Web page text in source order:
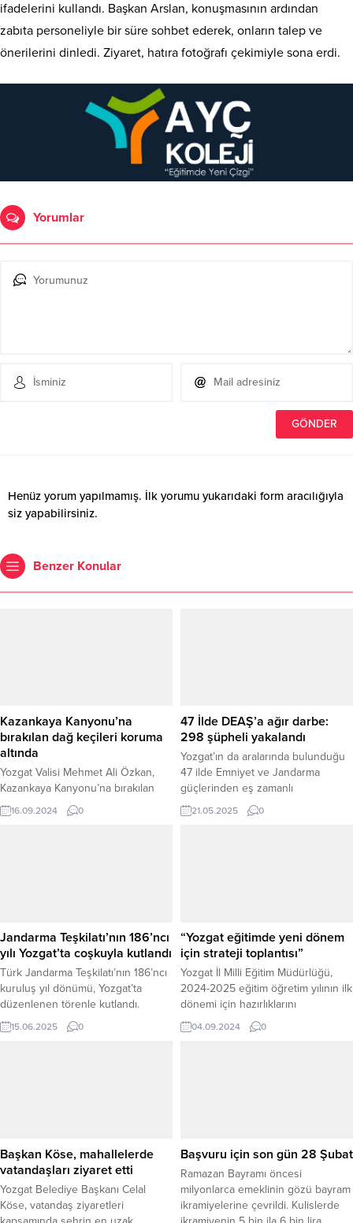
ifadelerini kullandı. Başkan Arslan, konuşmasının ardından
zabıta personeliyle bir süre sohbet ederek, onların talep ve
önerilerini dinledi. Ziyaret, hatıra fotoğrafı çekimiyle sona erdi.
Yorumlar
Henüz yorum yapılmamış. İlk yorumu yukarıdaki form aracılığıyla
siz yapabilirsiniz.
Benzer Konular
Kazankaya Kanyonu’na
bırakılan dağ keçileri koruma
altında
Yozgat Valisi Mehmet Ali Özkan,
Kazankaya Kanyonu’na bırakılan
20’ye yakın dağ keçisi ile ilgili
yaptığı açıklamada, şu ana kadar
16.09.2024 0
47 İlde DEAŞ’a ağır darbe:
298 şüpheli yakalandı
Yozgat’ın da aralarında bulunduğu
47 ilde Emniyet ve Jandarma
güçlerinden eş zamanlı
operasyonda 298 DEAŞ şüphelisi
yakalandı. İçişleri Bakanı Ali
haftada yürütülen koordineli
operasyonlar sonucunda toplam...
21.05.2025 0
Jandarma Teşkilatı’nın 186’ncı
yılı Yozgat’ta coşkuyla kutlandı
Türk Jandarma Teşkilatı’nın 186’ncı
kuruluş yıl dönümü, Yozgat’ta
düzenlenen törenle kutlandı.
Yozgat İl Jandarma Komutanlığı
kışlası’nda gerçekleştirilen
Cemil Çiçek Personel Eğitim
Merkezi...
15.06.2025 0
“Yozgat eğitimde yeni dönem
için strateji toplantısı”
Yozgat İl Milli Eğitim Müdürlüğü,
2024-2025 eğitim öğretim yılının ilk
dönemi için hazırlıklarını
sürdürüyor. Bu kapsamda, Birinci
Eğitim Bölgesi Müdürler Kurulu'nun
04.09.2024 0
Başkan Köse, mahallelerde
vatandaşları ziyaret etti
Yozgat Belediye Başkanı Celal
Köse, vatandaş ziyaretleri
Başvuru için son gün 28 Şubat
Ramazan Bayramı öncesi
milyonlarca emeklinin gözü bayram
ikramiyelerine çevrildi. Kulislerde